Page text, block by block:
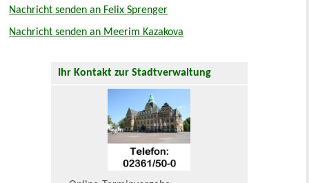
Nachricht senden an Felix Sprenger
Nachricht senden an Meerim Kazakova
Ihr Kontakt zur Stadtverwaltung